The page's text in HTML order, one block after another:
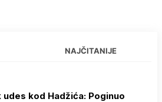
NAJČITANIJE
udes kod Hadžića: Poginuo